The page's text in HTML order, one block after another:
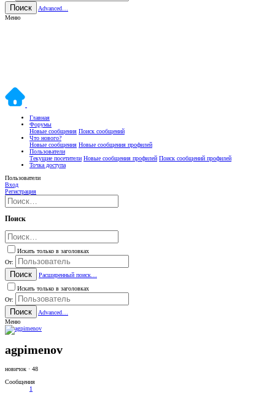
Поиск
Advanced…
Меню
Главная
Форумы
Новые сообщения Поиск сообщений
Что нового?
Новые сообщения Новые сообщения профилей
Пользователи
Текущие посетители Новые сообщения профилей Поиск сообщений профилей
Точка доступа
Пользователи
Вход
Регистрация
Поиск
Искать только в заголовках
От:
Поиск
Расширенный поиск…
Искать только в заголовках
От:
Поиск
Advanced…
Меню
agpimenov
новичок · 48
Сообщения
1